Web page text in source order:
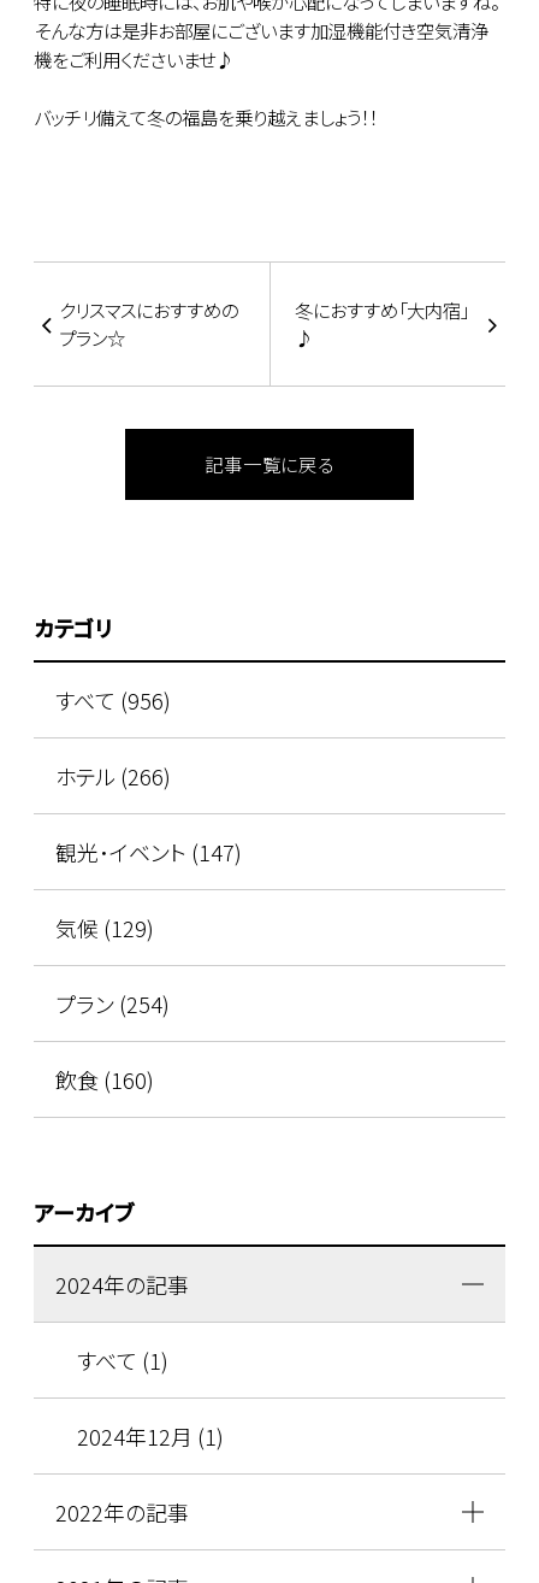
そんな方は是非お部屋にございます加湿機能付き空気清浄
機をご利用くださいませ♪
バッチリ備えて冬の福島を乗り越えましょう！！
クリスマスにおすすめの
プラン☆
冬におすすめ「大内宿」
♪
記事一覧に戻る
カテゴリ
すべて (956)
ホテル (266)
観光･イベント (147)
気候 (129)
プラン (254)
飲食 (160)
アーカイブ
2024年の記事
すべて (1)
2024年12月 (1)
2022年の記事